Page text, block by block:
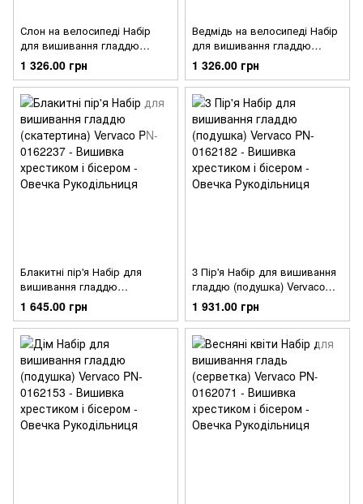
Слон на велосипеді Набір
для вишивання гладдю
(подушка) Vervaco PN-
0162239
1 326.00 грн
Ведмідь на велосипеді Набір
для вишивання гладдю
(подушка) Vervaco PN-
0162238
1 326.00 грн
Блакитні пір'я Набір для
вишивання гладдю
(скатертина) Vervaco PN-
0162237
1 645.00 грн
3 Пір'я Набір для вишивання
гладдю (подушка) Vervaco
PN-0162182
1 931.00 грн